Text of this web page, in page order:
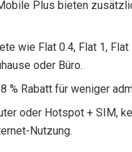
Plus bieten
wie Flat 0.4, Flat 1,
oder Büro.
% Rabatt für weniger
oder Hotspot + SIM,
Nutzung.